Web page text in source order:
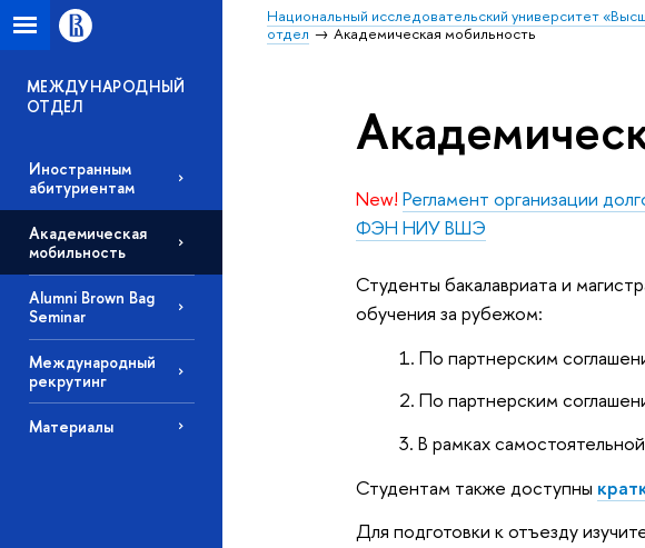
Национальный исследовательский университет
отдел
Академическая мобильность
МЕЖДУНАРОДНЫЙ
ОТДЕЛ
Иностранным
абитуриентам
Академическая
мобильность
Alumni Brown Bag
Seminar
Международный
рекрутинг
Материалы
New! Регламент организации
ФЭН НИУ ВШЭ
Студенты бакалавриата и
обучения за рубежом:
По партнерским
По партнерским
В рамках
Студентам также доступны
Для подготовки к отъезду